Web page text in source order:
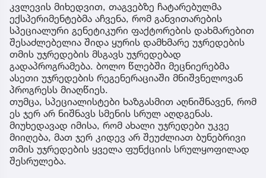
კვლევის მიხედვით, თაგვებზე ჩატარებულმა
ექსპერიმენტებმა აჩვენა, რომ განვითარების
სპეციალური გენეტიკური ფაქტორების დახმარებით
შესაძლებელია შიდა ყურის დამხმარე უჯრედების
თმის უჯრედების მსგავს უჯრედებად
გადაპროგრამება. ბოლო წლებში მეცნიერებმა
ასეთი უჯრედების რეგენერაციაში მნიშვნელოვან
პროგრესს მიაღწიეს.
თუმცა, სპეციალისტები ხაზგასმით აღნიშნავენ, რომ
ეს ჯერ არ ნიშნავს სმენის სრულ აღდგენას.
მიუხედავად იმისა, რომ ახალი უჯრედები უკვე
მიიღება, მათ ჯერ კიდევ არ შეუძლიათ ბუნებრივი
თმის უჯრედების ყველა ფუნქციის სრულყოფილად
შესრულება.